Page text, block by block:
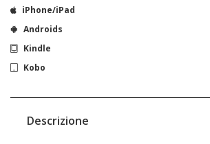
iPhone/iPad
Androids
Kindle
Kobo
Descrizione